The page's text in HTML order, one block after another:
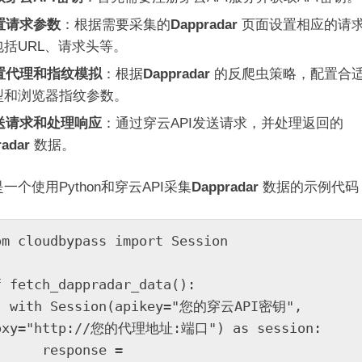
请求参数 ：根据需要采集的Dappradar 页面设置相应的请
URL、请求头等。
代理和指纹模拟：根据Dappradar 的反爬虫策略，配置合
浏览器指纹参数。
请求和处理响应 ：通过穿云API发送请求，并处理返回的
数据。
一个使用Python和穿云API采集Dappradar 数据的示例代码
cloudbypass import Session
fetch_dappradar_data():
您的代理地址:端口") as session: